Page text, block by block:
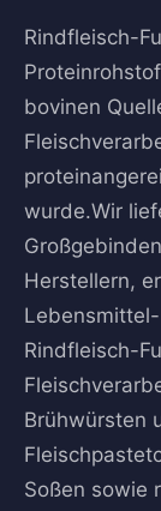
Rindfleisch-
bovinen
wurde.Wir
Herstellern,
Rindfleisch-
Brühwürsten
Soßen sowie